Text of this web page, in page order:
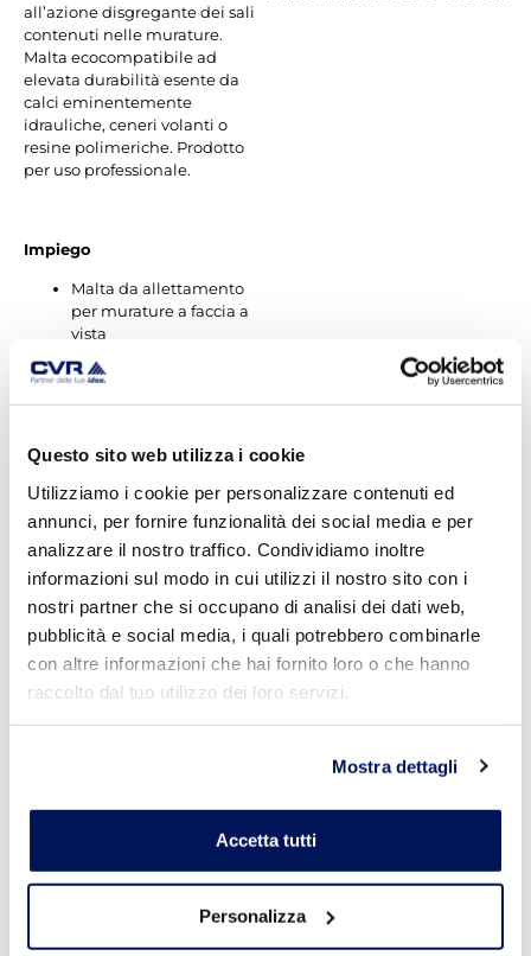
Questo sito web utilizza i cookie
Utilizziamo i cookie per personalizzare contenuti ed
annunci, per fornire funzionalità dei social media e per
analizzare il nostro traffico. Condividiamo inoltre
informazioni sul modo in cui utilizzi il nostro sito con i
nostri partner che si occupano di analisi dei dati web,
pubblicità e social media, i quali potrebbero combinarle
con altre informazioni che hai fornito loro o che hanno
raccolto dal tuo utilizzo dei loro servizi.
Mostra dettagli
Accetta tutti
Personalizza
all’azione disgregante dei sali
contenuti nelle murature.
Malta ecocompatibile ad
elevata durabilità esente da
calci eminentemente
idrauliche, ceneri volanti o
resine polimeriche. Prodotto
per uso professionale.
Impiego
Malta da allettamento
per murature a faccia a
vista
Stilatura e stuccatura dei
giunti di elementi a
faccia a vista
tamponature
a raso sasso
Rappezzi di intonaci
Materiali compatibili
Mattoni pieni
Pianelle
Laterizi forati
Pietre naturali
Blocchi in tufo